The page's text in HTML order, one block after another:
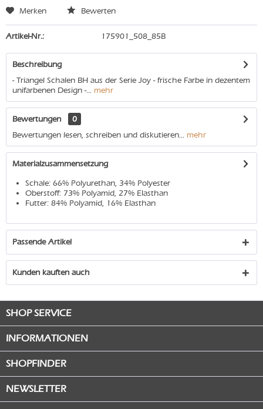
Merken Bewerten
Artikel-Nr.: 175901_508_85B
Beschreibung
- Triangel Schalen BH aus der Serie Joy - frische Farbe in dezentem
unifarbenen Design -... mehr
Bewertungen
0
Bewertungen lesen, schreiben und diskutieren... mehr
Materialzusammensetzung
Schale: 66% Polyurethan, 34% Polyester
Oberstoff: 73% Polyamid, 27% Elasthan
Futter: 84% Polyamid, 16% Elasthan
Passende Artikel
Kunden kauften auch
SHOP SERVICE
INFORMATIONEN
SHOPFINDER
NEWSLETTER